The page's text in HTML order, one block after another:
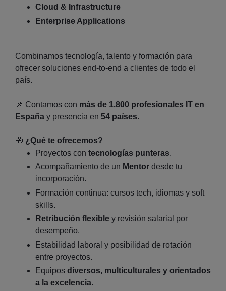
Cloud & Infrastructure
Enterprise Applications
Combinamos tecnología, talento y formación para
ofrecer soluciones end‑to‑end a clientes de todo el
país.
📌 Contamos con más de 1.800 profesionales IT en
España y presencia en 54 países.
🎁 ¿Qué te ofrecemos?
Proyectos con tecnologías punteras.
Acompañamiento de un Mentor desde tu
incorporación.
Formación continua: cursos tech, idiomas y soft
skills.
Retribución flexible y revisión salarial por
desempeño.
Estabilidad laboral y posibilidad de rotación
entre proyectos.
Equipos diversos, multiculturales y orientados
a la excelencia.